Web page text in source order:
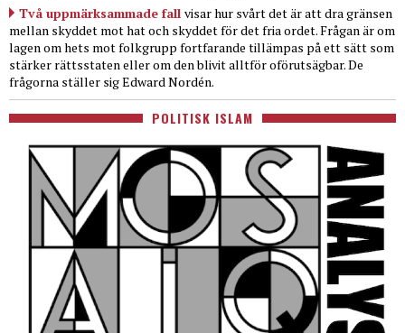
Två uppmärksammade fall visar hur svårt det är att dra gränsen
mellan skyddet mot hat och skyddet för det fria ordet. Frågan är om
lagen om hets mot folkgrupp fortfarande tillämpas på ett sätt som
stärker rättsstaten eller om den blivit alltför oförutsägbar. De
frågorna ställer sig Edward Nordén.
POLITISK ISLAM